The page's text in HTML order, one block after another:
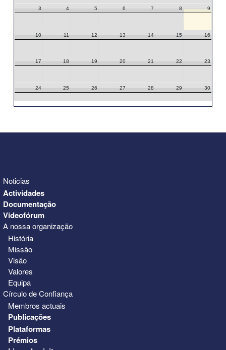
3 4 5 6 7 8 9
10 11 12 13 14 15 16
17 18 19 20 21 22 23
24 25 26 27 28 29 30
Noticias
Actividades
Documentação
Videofórum
A nossa organização
História
Missão
Visão
Valores
Equipa
Círculo de Confiança
Membros actuais
Publicações
Plataformas
Prémios